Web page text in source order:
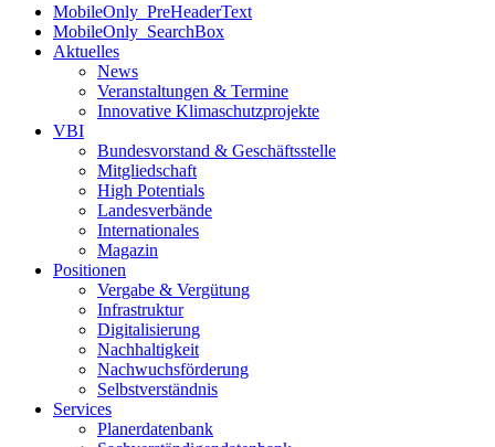
MobileOnly_PreHeaderText
MobileOnly_SearchBox
Aktuelles
News
Veranstaltungen & Termine
Innovative Klimaschutzprojekte
VBI
Bundesvorstand & Geschäftsstelle
Mitgliedschaft
High Potentials
Landesverbände
Internationales
Magazin
Positionen
Vergabe & Vergütung
Infrastruktur
Digitalisierung
Nachhaltigkeit
Nachwuchsförderung
Selbstverständnis
Services
Planerdatenbank